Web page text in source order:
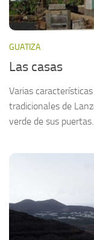
GUATIZA
Las casas
Varias
tradicionales de
verde de sus puertas...